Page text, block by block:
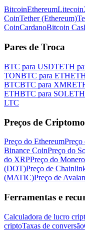
BitcoinEthereumLitecoin
CoinTether (Ethereum)
CoinCardanoBitcoin
Pares de Troca
BTC para USDTETH
TONBTC para ETH
BTCBTC para XMR
ETHBTC para SOL
LTC
Preços de
Preço do Ethereum
Binance CoinPreço do
do XRPPreço do Monero
(DOT)Preço de
(MATIC)Preço de
Ferramentas e
Calculadora de lucro
criptoTaxas de conversão